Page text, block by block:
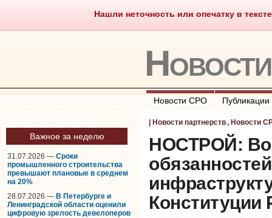
Нашли неточность или опечатку в
Саморегулирование Что
Новости СРО Публикации
Важное за неделю
31.07.2026 — Сроки
промышленного строительства
превышают плановые в среднем
на 20%
28.07.2026 — В Петербурге и
Ленинградской области оценили
цифровую зрелость девелоперов
Новости партнерств, Новости
НОСТРОЙ:
Конституции